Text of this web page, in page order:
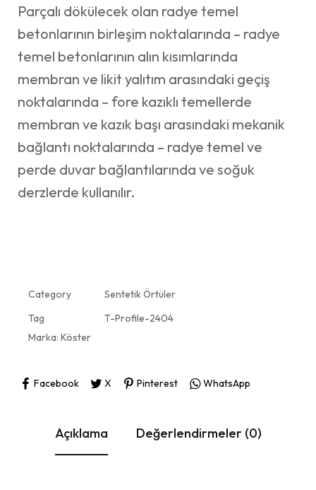
Parçalı dökülecek olan radye temel
betonlarının birleşim noktalarında – radye
temel betonlarının alın kısımlarında
membran ve likit yalıtım arasındaki geçiş
noktalarında – fore kazıklı temellerde
membran ve kazık başı arasındaki mekanik
bağlantı noktalarında – radye temel ve
perde duvar bağlantılarında ve soğuk
derzlerde kullanılır.
Category
Sentetik Örtüler
Tag
T-Profile-2404
Marka: Köster
Facebook X Pinterest WhatsApp
Açıklama Değerlendirmeler (0)